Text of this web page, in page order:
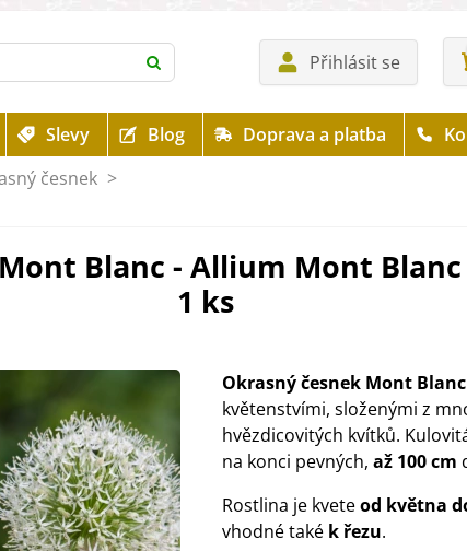
Přihlásit se
Slevy Blog Doprava a platba
česnek >
Blanc - Allium Mont
1 ks
Okrasný česnek Mont Blanc
květenstvími, složenými z
hvězdicovitých kvítků.
na konci pevných, až 100 cm
Rostlina je kveteod května
vhodné také k řezu.